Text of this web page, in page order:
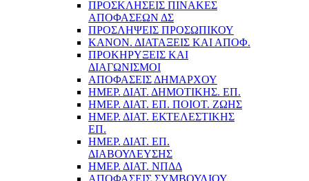
ΠΡΟΣΚΛΗΣΕΙΣ ΠΙΝΑΚΕΣ
ΑΠΟΦΑΣΕΩΝ ΔΣ
ΠΡΟΣΛΗΨΕΙΣ ΠΡΟΣΩΠΙΚΟΥ
ΚΑΝΟΝ. ΔΙΑΤΑΞΕΙΣ ΚΑΙ ΑΠΟΦ.
ΠΡΟΚΗΡΥΞΕΙΣ ΚΑΙ
ΔΙΑΓΩΝΙΣΜΟΙ
ΑΠΟΦΑΣΕΙΣ ΔΗΜΑΡΧΟΥ
ΗΜΕΡ. ΔΙΑΤ. ΔΗΜΟΤΙΚΗΣ. ΕΠ.
ΗΜΕΡ. ΔΙΑΤ. ΕΠ. ΠΟΙOΤ. ΖΩΗΣ
ΗΜΕΡ. ΔΙΑΤ. ΕΚΤΕΛΕΣΤΙΚΗΣ
ΕΠ.
ΗΜΕΡ. ΔΙΑΤ. ΕΠ.
ΔΙΑΒΟΥΛΕΥΣΗΣ
ΗΜΕΡ. ΔΙΑΤ. ΝΠΔΔ
ΑΠΟΦΑΣΕΙΣ ΣΥΜΒΟΥΛΙΟΥ